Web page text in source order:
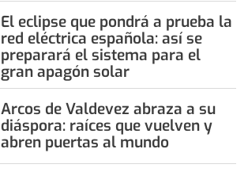
El eclipse que pondrá a prueba la
red eléctrica española: así se
preparará el sistema para el
gran apagón solar
Arcos de Valdevez abraza a su
diáspora: raíces que vuelven y
abren puertas al mundo